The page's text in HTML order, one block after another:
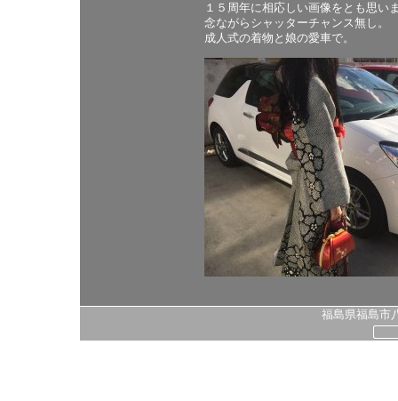
１５周年に相応しい画像をとも思い
念ながらシャッターチャンス無し。
成人式の着物と娘の愛車で。
福島県福島市